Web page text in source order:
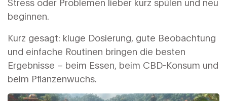
beginnen.
Kurz gesagt: kluge Dosierung, gute Beobachtung
und einfache Routinen bringen die besten
Ergebnisse – beim Essen, beim CBD-Konsum und
beim Pflanzenwuchs.